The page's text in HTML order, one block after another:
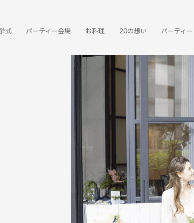
式 パーティー会場 お料理 20の想い パーティ